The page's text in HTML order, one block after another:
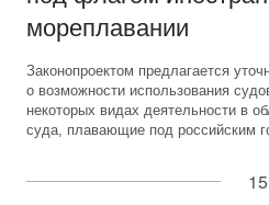
мореплавании
Законопроектом предлагается
о возможности использования
некоторых видах деятельности в
суда, плавающие под российским